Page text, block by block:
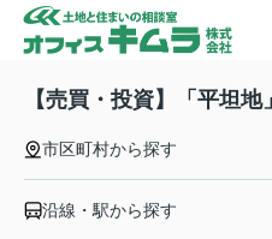
【売買・投資】「平坦地
市区町村から探す
沿線・駅から探す